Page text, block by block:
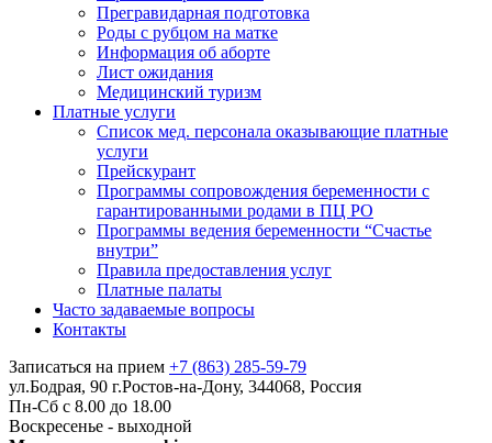
Прегравидарная подготовка
Роды с рубцом на матке
Информация об аборте
Лист ожидания
Медицинский туризм
Платные услуги
Список мед. персонала оказывающие платные
услуги
Прейскурант
Программы сопровождения беременности с
гарантированными родами в ПЦ РО
Программы ведения беременности “Счастье
внутри”
Правила предоставления услуг
Платные палаты
Часто задаваемые вопросы
Контакты
Записаться на прием +7 (863) 285-59-79
ул.Бодрая, 90 г.Ростов-на-Дону, 344068, Россия
Пн-Сб с 8.00 до 18.00
Воскресенье - выходной